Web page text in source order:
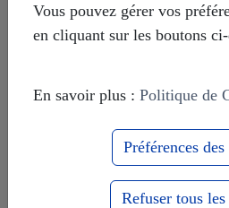
Vous pouvez gérer vos
en cliquant sur les boutons ci-
En savoir plus : Politique de
Préférences
Refuser tous